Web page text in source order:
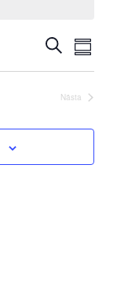
Search
and
Views
Sök
Nästa